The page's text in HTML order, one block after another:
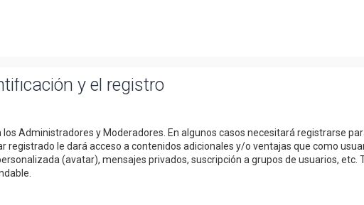
y el registro
Administradores y Moderadores. En algunos casos necesitará registrarse
registrado le dará acceso a contenidos adicionales y/o ventajas que como
(avatar), mensajes privados, suscripción a grupos de usuarios, etc.